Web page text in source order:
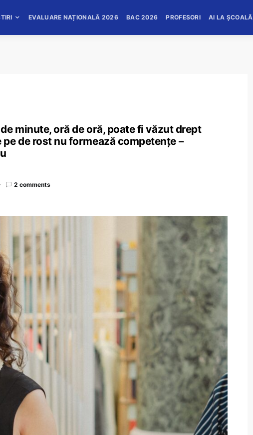
EVALUARE NAȚIONALĂ 2026 BAC 2026 PROFESORI AI LA ȘCOALĂ
minute, oră de oră, poate fi văzut drept
de rost nu formează competențe –
2 comments